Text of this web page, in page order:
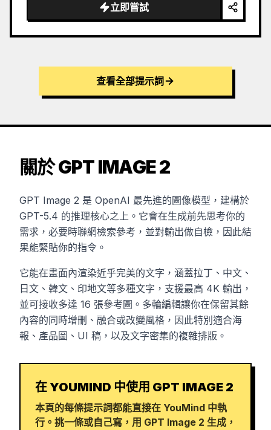
立即嘗試
查看全部提示詞
關於 GPT IMAGE 2
GPT Image 2 是 OpenAI 最先進的圖像模型，建構於
GPT-5.4 的推理核心之上。它會在生成前先思考你的
需求，必要時聯網檢索參考，並對輸出做自檢，因此結
果能緊貼你的指令。
它能在畫面內渲染近乎完美的文字，涵蓋拉丁、中文、
日文、韓文、印地文等多種文字，支援最高 4K 輸出，
並可接收多達 16 張參考圖。多輪編輯讓你在保留其餘
內容的同時增刪、融合或改變風格，因此特別適合海
報、產品圖、UI 稿，以及文字密集的複雜排版。
在 YOUMIND 中使用 GPT IMAGE 2
本頁的每條提示詞都能直接在 YouMind 中執
行。挑一條或自己寫，用 GPT Image 2 生成，